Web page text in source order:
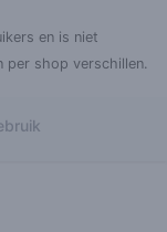
en is niet
per shop verschillen.